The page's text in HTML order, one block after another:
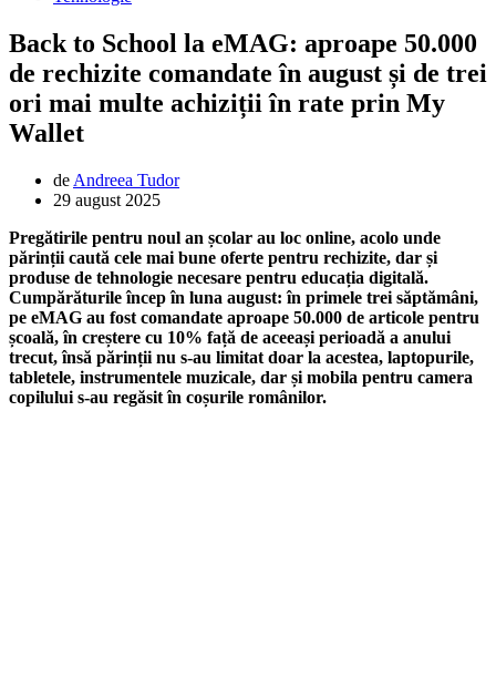
Back to School la eMAG: aproape 50.000
de rechizite comandate în august și de trei
ori mai multe achiziții în rate prin My
Wallet
de Andreea Tudor
29 august 2025
Pregătirile pentru noul an școlar au loc online, acolo unde
părinții caută cele mai bune oferte pentru rechizite, dar și
produse de tehnologie necesare pentru educația digitală.
Cumpărăturile încep în luna august: în primele trei săptămâni,
pe eMAG au fost comandate aproape 50.000 de articole pentru
școală, în creștere cu 10% față de aceeași perioadă a anului
trecut, însă părinții nu s-au limitat doar la acestea, laptopurile,
tabletele, instrumentele muzicale, dar și mobila pentru camera
copilului s-au regăsit în coșurile românilor.